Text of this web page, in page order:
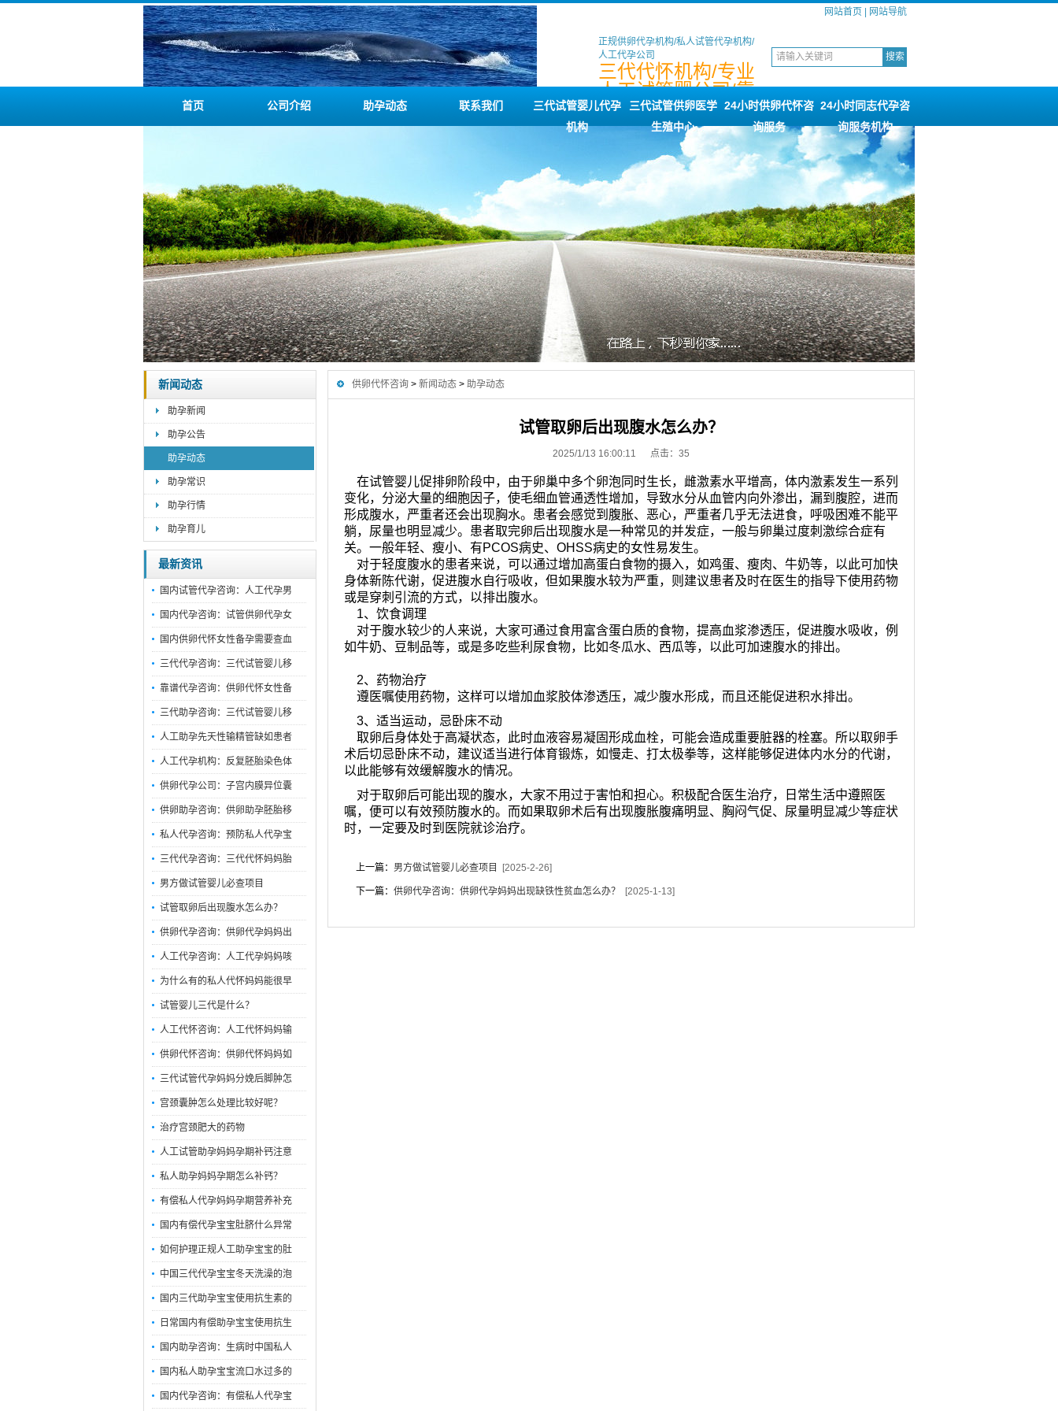
网站首页 网站导航
正规供卵代孕机构/私人试管代孕机构/
人工代孕公司
三代代怀机构/专业
人工试管婴公司/靠
谱代怀咨询服务
首页 公司介绍 助孕动态 联系我们
三代试管婴儿代孕
机构
三代试管供卵医学
生殖中心
24小时供卵代怀咨
询服务
24小时同志代孕咨
询服务机构
新闻动态
助孕新闻
助孕公告
助孕动态
助孕常识
助孕行情
助孕育儿
最新资讯
国内试管代孕咨询：人工代孕男
国内代孕咨询：试管供卵代孕女
国内供卵代怀女性备孕需要查血
三代代孕咨询：三代试管婴儿移
靠谱代孕咨询：供卵代怀女性备
三代助孕咨询：三代试管婴儿移
人工助孕先天性输精管缺如患者
人工代孕机构：反复胚胎染色体
供卵代孕公司：子宫内膜异位囊
供卵助孕咨询：供卵助孕胚胎移
私人代孕咨询：预防私人代孕宝
三代代孕咨询：三代代怀妈妈胎
男方做试管婴儿必查项目
试管取卵后出现腹水怎么办？
供卵代孕咨询：供卵代孕妈妈出
人工代孕咨询：人工代孕妈妈咳
为什么有的私人代怀妈妈能很早
试管婴儿三代是什么？
人工代怀咨询：人工代怀妈妈输
供卵代怀咨询：供卵代怀妈妈如
三代试管代孕妈妈分娩后脚肿怎
宫颈囊肿怎么处理比较好呢？
治疗宫颈肥大的药物
人工试管助孕妈妈孕期补钙注意
私人助孕妈妈孕期怎么补钙？
有偿私人代孕妈妈孕期营养补充
国内有偿代孕宝宝肚脐什么异常
如何护理正规人工助孕宝宝的肚
中国三代代孕宝宝冬天洗澡的泡
国内三代助孕宝宝使用抗生素的
日常国内有偿助孕宝宝使用抗生
国内助孕咨询：生病时中国私人
国内私人助孕宝宝流口水过多的
国内代孕咨询：有偿私人代孕宝
供卵代怀咨询 > 新闻动态 > 助孕动态
试管取卵后出现腹水怎么办？
2025/1/13 16:00:11 点击： 35
在试管婴儿促排卵阶段中，由于卵巢中多个卵泡同时生长，雌激素水平增高，体内激素发生一系列
变化，分泌大量的细胞因子，使毛细血管通透性增加，导致水分从血管内向外渗出，漏到腹腔，进而
形成腹水，严重者还会出现胸水。患者会感觉到腹胀、恶心，严重者几乎无法进食，呼吸困难不能平
躺，尿量也明显减少。患者取完卵后出现腹水是一种常见的并发症，一般与卵巢过度刺激综合症有
关。一般年轻、瘦小、有PCOS病史、OHSS病史的女性易发生。
对于轻度腹水的患者来说，可以通过增加高蛋白食物的摄入，如鸡蛋、瘦肉、牛奶等，以此可加快
身体新陈代谢，促进腹水自行吸收，但如果腹水较为严重，则建议患者及时在医生的指导下使用药物
或是穿刺引流的方式，以排出腹水。
1、饮食调理
对于腹水较少的人来说，大家可通过食用富含蛋白质的食物，提高血浆渗透压，促进腹水吸收，例
如牛奶、豆制品等，或是多吃些利尿食物，比如冬瓜水、西瓜等，以此可加速腹水的排出。
2、药物治疗
遵医嘱使用药物，这样可以增加血浆胶体渗透压，减少腹水形成，而且还能促进积水排出。
3、适当运动，忌卧床不动
取卵后身体处于高凝状态，此时血液容易凝固形成血栓，可能会造成重要脏器的栓塞。所以取卵手
术后切忌卧床不动，建议适当进行体育锻炼，如慢走、打太极拳等，这样能够促进体内水分的代谢，
以此能够有效缓解腹水的情况。
对于取卵后可能出现的腹水，大家不用过于害怕和担心。积极配合医生治疗，日常生活中遵照医
嘱，便可以有效预防腹水的。而如果取卵术后有出现腹胀腹痛明显、胸闷气促、尿量明显减少等症状
时，一定要及时到医院就诊治疗。
上一篇： 男方做试管婴儿必查项目 [2025-2-26]
下一篇： 供卵代孕咨询：供卵代孕妈妈出现缺铁性贫血怎么办？ [2025-1-13]